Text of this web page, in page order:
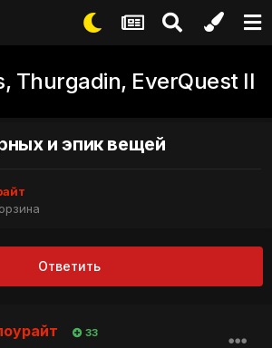
Thurgadin, EverQuest II
и эпик вещей
Ответить
33